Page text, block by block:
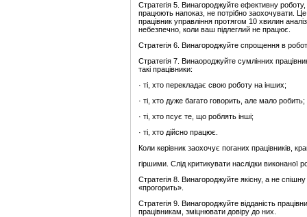
Стратегія 5. Винагороджуйте ефективну
працюють напоказ, не потрібно заохочувати.
працівник управління протягом 10 хвилин
небезпечно, коли ваш підлеглий не працює.
Стратегія 6. Винагороджуйте спрощення в
Стратегія 7. Винаороджуйте сумлінних
такі працівники:
· ті, хто перекладає свою роботу на інших;
· ті, хто дуже багато говорить, але мало робить;
· ті, хто псує те, що роблять інші;
· ті, хто дійсно працює.
Коли керівник заохочує поганих працівників,
гіршими. Слід критикувати наслідки виконаної
Стратегія 8. Винагороджуйте якісну, а не
«прогорить».
Стратегія 9. Винагороджуйте відданість
працівникам, зміцнювати довіру до них.